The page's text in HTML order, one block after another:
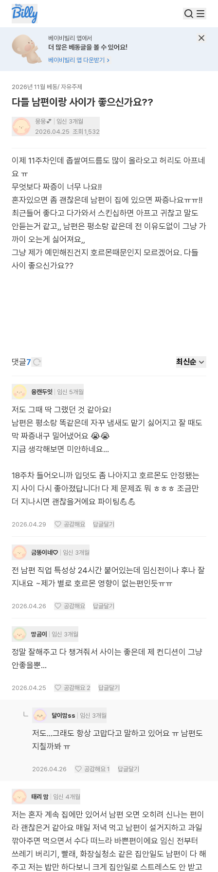
베이비빌리 앱에서
더 많은 베동글을 볼 수 있어요!
베이비빌리 앱 다운받기
2026년 11월 베동/ 자유주제
다들 남편이랑 사이가 좋으신가요??
뭉뭉💕
임신 3개월
2026.04.25 조회 1,532
이제 11주차인데 좁쌀여드름도 많이 올라오고 허리도 아프네
요 ㅠ
무엇보다 짜증이 너무 나요!!
혼자있으면 좀 괜찮은데 남편이 집에 있으면 짜증나요ㅠㅠ!!
최근들어 좋다고 다가와서 스킨십하면 아프고 귀찮고 말도
안듣는거 같고,, 남편은 평소랑 같은데 전 이유도없이 그냥 가
까이 오는게 싫어져요,,
그냥 제가 예민해진건지 호르몬때문인지 모르겠어요. 다들
사이 좋으신가요??
댓글7 최신순
융캔두잇 임신 5개월
저도 그때 딱 그랬던 것 같아요!
남편은 평소랑 똑같은데 자꾸 냄새도 맡기 싫어지고 잘 때도
막 짜증내구 밀어냈어요 😭😭
지금 생각해보면 미안하네요...
18주차 들어오니까 입덧도 좀 나아지고 호르몬도 안정됐는
지 사이 다시 좋아졌답니다! 다 제 문제죠 뭐 ㅎㅎㅎ 조금만
더 지나시면 괜찮을거에요 파이팅💪💪
2026.04.29 공감해요 답글달기
금똥이네♡ 임신 3개월
전 남편 직업 특성상 24시간 붙어있는데 임신전이나 후나 잘
지내요 ~제가 별로 호르몬 영향이 없는편인듯ㅠㅠ
2026.04.26 공감해요 답글달기
망곰이 임신 3개월
정말 잘해주고 다 챙겨줘서 사이는 좋은데 제 컨디션이 그냥
안좋을뿐...
2026.04.25 공감해요 2 답글달기
달이맘ss 임신 3개월
저도...그래도 항상 고맙다고 말하고 있어요 ㅠ 남편도
지칠까봐 ㅠ
2026.04.26 공감해요 1 답글달기
태리 맘 임신 4개월
저는 혼자 계속 집에만 있어서 남편 오면 오히려 신나는 편이
라 괜찮은거 같아요 매일 저녁 먹고 남편이 설거지하고 과일
깎아주면 먹으면서 수다 떠느라 바쁜편이에요 임신 전부터
쓰레기 버리기, 빨래, 화장실청소 같은 집안일도 남편이 다 해
주고 저는 밥만 하다보니 크게 집안일로 스트레스도 안 받고